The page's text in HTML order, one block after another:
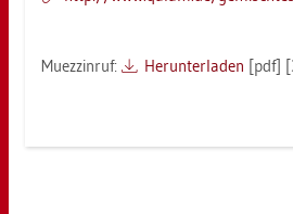
Mu­ez­zin­ruf: Her­un­ter­la­den [pdf]